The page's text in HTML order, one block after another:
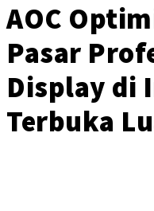
AOC
Pasar
Display di
Terbuka